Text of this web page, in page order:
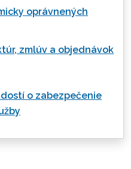
oprávnených
zmlúv a objednávok
o zabezpečenie